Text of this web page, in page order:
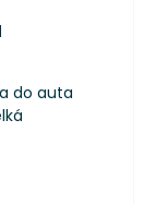
hvězdiček.
do auta